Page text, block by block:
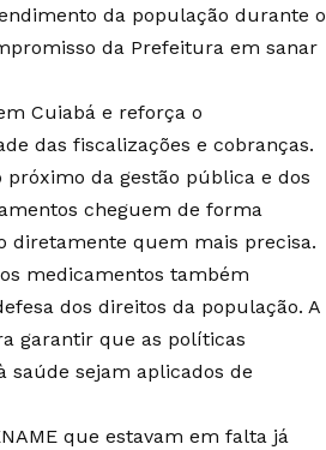
da população durante o
da Prefeitura em sanar
Cuiabá e reforça o
das fiscalizações e cobranças.
da gestão pública e dos
cheguem de forma
diretamente quem mais precisa.
medicamentos também
dos direitos da população. A
garantir que as políticas
saúde sejam aplicados de
que estavam em falta já